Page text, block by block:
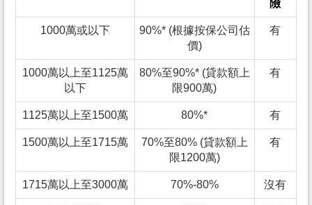
險
1000萬或以下
90%* (根據按保公司估
價)
有
1000萬以上至1125萬
以下
80%至90%* (貸款額上
限900萬)
有
1125萬以上至1500萬 80%* 有
1500萬以上至1715萬
70%至80% (貸款額上
限1200萬)
有
1715萬以上至3000萬 70%-80% 沒有